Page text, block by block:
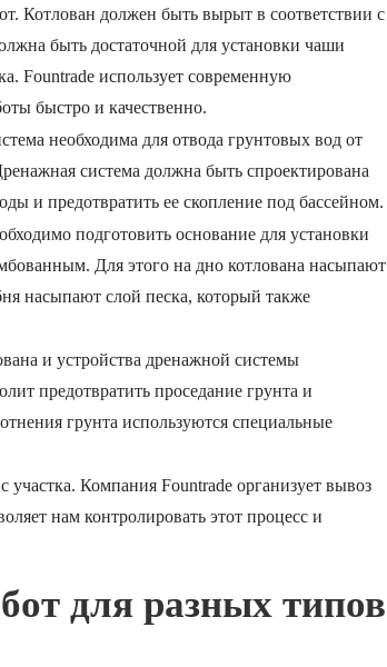
Котлован должен быть вырыт в соответствии с
быть достаточной для установки чаши
Fountrade использует современную
быстро и качественно.
необходима для отвода грунтовых вод от
система должна быть спроектирована
и предотвратить ее скопление под бассейном.
подготовить основание для установки
Для этого на дно котлована насыпают
насыпают слой песка, который также
и устройства дренажной системы
предотвратить проседание грунта и
грунта используются специальные
Компания Fountrade организует вывоз
нам контролировать этот процесс и
для разных типов